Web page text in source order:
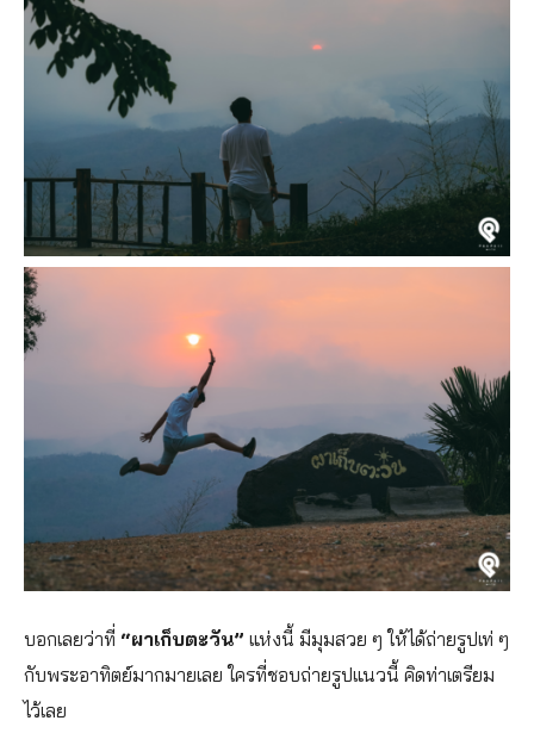
บอกเลยว่าที่ “ผาเก็บตะวัน” แห่งนี้ มีมุมสวย ๆ ให้ได้ถ่ายรูปเท่ ๆ
กับพระอาทิตย์มากมายเลย ใครที่ชอบถ่ายรูปแนวนี้ คิดท่าเตรียม
ไว้เลย